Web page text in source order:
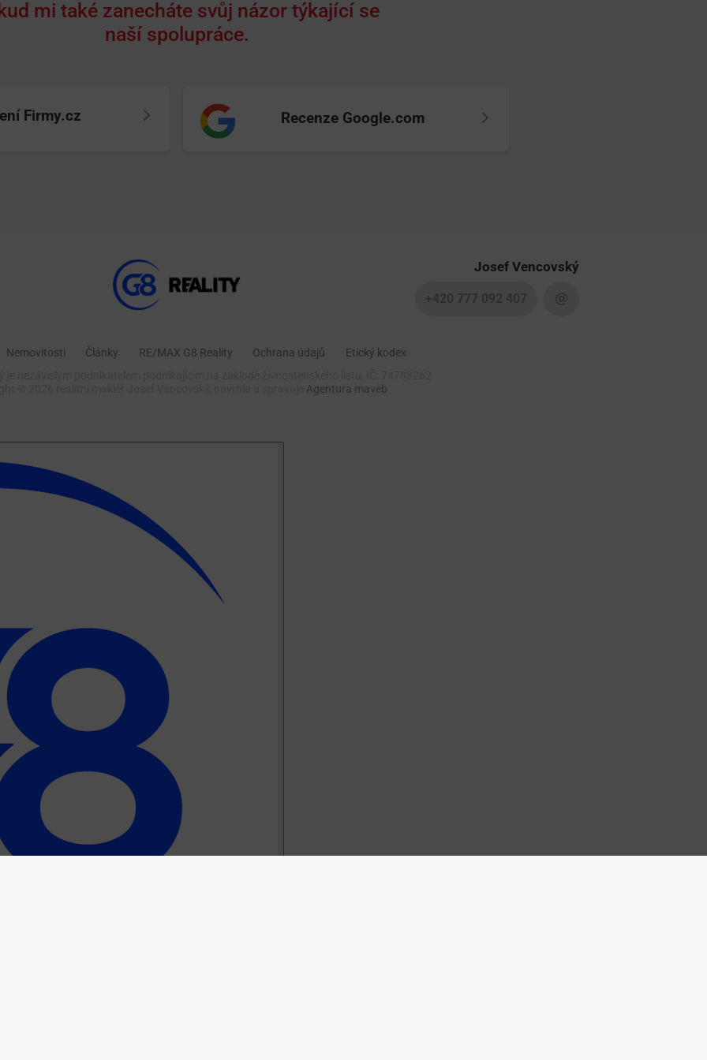
mi také zanecháte svůj názor týkající se
naší spolupráce.
Firmy.cz Recenze Google.com
Josef Vencovský
Nemovitosti Články RE/MAX G8 Reality Ochrana údajů
Etický kodex
Agentura maveb